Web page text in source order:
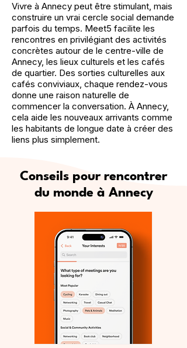
Vivre à Annecy peut être stimulant, mais
construire un vrai cercle social demande
parfois du temps. Meet5 facilite les
rencontres en privilégiant des activités
concrètes autour de le centre-ville de
Annecy, les lieux culturels et les cafés
de quartier. Des sorties culturelles aux
cafés conviviaux, chaque rendez-vous
donne une raison naturelle de
commencer la conversation. À Annecy,
cela aide les nouveaux arrivants comme
les habitants de longue date à créer des
liens plus simplement.
Conseils pour rencontrer
du monde à Annecy